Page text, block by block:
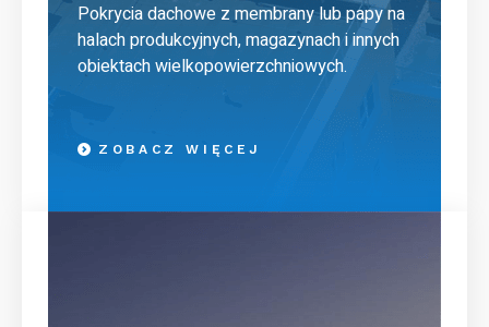
Pokrycia dachowe z membrany lub papy na
halach produkcyjnych, magazynach i innych
obiektach wielkopowierzchniowych.
ZOBACZ WIĘCEJ